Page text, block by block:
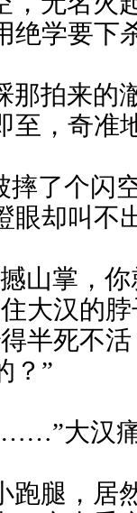
绝学要下
拍来的
至，奇准
了个闪
眼却叫不
山掌，
大汉的
半死不
？”
大汉痛
腿，居